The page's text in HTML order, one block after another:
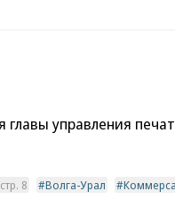
управления
8 Волга-Урал